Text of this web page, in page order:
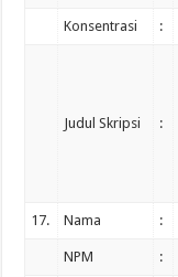
Konsentrasi :
Judul Skripsi :
17. Nama :
NPM :